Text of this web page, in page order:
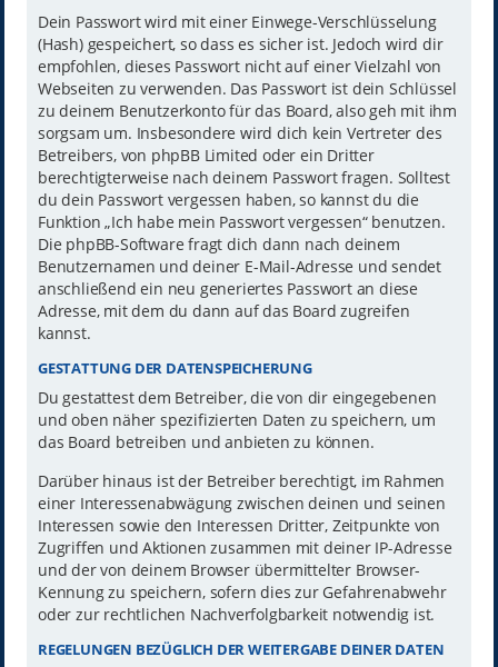
Dein Passwort wird mit einer Einwege-Verschlüsselung
(Hash) gespeichert, so dass es sicher ist. Jedoch wird dir
empfohlen, dieses Passwort nicht auf einer Vielzahl von
Webseiten zu verwenden. Das Passwort ist dein Schlüssel
zu deinem Benutzerkonto für das Board, also geh mit ihm
sorgsam um. Insbesondere wird dich kein Vertreter des
Betreibers, von phpBB Limited oder ein Dritter
berechtigterweise nach deinem Passwort fragen. Solltest
du dein Passwort vergessen haben, so kannst du die
Funktion „Ich habe mein Passwort vergessen“ benutzen.
Die phpBB-Software fragt dich dann nach deinem
Benutzernamen und deiner E-Mail-Adresse und sendet
anschließend ein neu generiertes Passwort an diese
Adresse, mit dem du dann auf das Board zugreifen
kannst.
GESTATTUNG DER DATENSPEICHERUNG
Du gestattest dem Betreiber, die von dir eingegebenen
und oben näher spezifizierten Daten zu speichern, um
das Board betreiben und anbieten zu können.
Darüber hinaus ist der Betreiber berechtigt, im Rahmen
einer Interessenabwägung zwischen deinen und seinen
Interessen sowie den Interessen Dritter, Zeitpunkte von
Zugriffen und Aktionen zusammen mit deiner IP-Adresse
und der von deinem Browser übermittelter Browser-
Kennung zu speichern, sofern dies zur Gefahrenabwehr
oder zur rechtlichen Nachverfolgbarkeit notwendig ist.
REGELUNGEN BEZÜGLICH DER WEITERGABE DEINER DATEN